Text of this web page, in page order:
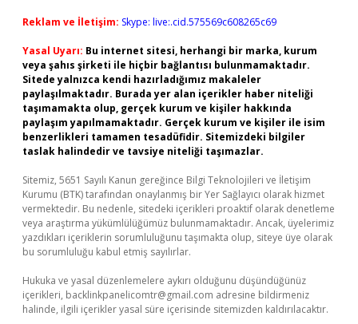
Reklam ve İletişim: Skype: live:.cid.575569c608265c69
Yasal Uyarı: Bu internet sitesi, herhangi bir marka, kurum
veya şahıs şirketi ile hiçbir bağlantısı bulunmamaktadır.
Sitede yalnızca kendi hazırladığımız makaleler
paylaşılmaktadır. Burada yer alan içerikler haber niteliği
taşımamakta olup, gerçek kurum ve kişiler hakkında
paylaşım yapılmamaktadır. Gerçek kurum ve kişiler ile isim
benzerlikleri tamamen tesadüfidir. Sitemizdeki bilgiler
taslak halindedir ve tavsiye niteliği taşımazlar.
Sitemiz, 5651 Sayılı Kanun gereğince Bilgi Teknolojileri ve İletişim
Kurumu (BTK) tarafından onaylanmış bir Yer Sağlayıcı olarak hizmet
vermektedir. Bu nedenle, sitedeki içerikleri proaktif olarak denetleme
veya araştırma yükümlülüğümüz bulunmamaktadır. Ancak, üyelerimiz
yazdıkları içeriklerin sorumluluğunu taşımakta olup, siteye üye olarak
bu sorumluluğu kabul etmiş sayılırlar.
Hukuka ve yasal düzenlemelere aykırı olduğunu düşündüğünüz
içerikleri, backlinkpanelicomtr@gmail.com adresine bildirmeniz
halinde, ilgili içerikler yasal süre içerisinde sitemizden kaldırılacaktır.